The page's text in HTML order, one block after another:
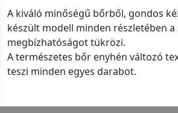
A kiváló minőségű bőrből, gondos
készült modell minden részletében
megbízhatóságot tükrözi.
A természetes bőr enyhén változó
teszi minden egyes darabot.